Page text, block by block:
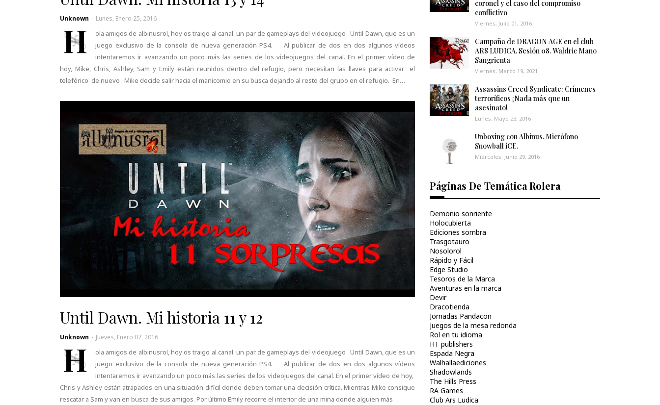
Unknown - Lunes, Enero 25, 2016
H
ola amigos de albinusrol, hoy os traigo al canal un par de gameplays del videojuego Until Dawn, que es un
juego exclusivo de la consola de nueva generación PS4. Al publicar de dos en dos algunos vídeos
intentaremos ir avanzando un poco más las series de los videojuegos del canal. En el primer vídeo de
hoy, Mike, Chris, Ashley, Sam y Emily están reunidos dentro del refugio, pero necesitan las llaves para activar el
teleférico de nuevo . Mike decide salir hacia el manicomio en su busca dejando al resto del grupo en el refugio. En…
Until Dawn. Mi historia 11 y 12
Unknown - Jueves, Enero 07, 2016
H
ola amigos de albinusrol, hoy os traigo al canal un par de gameplays del videojuego Until Dawn, que es un
juego exclusivo de la consola de nueva generación PS4. Al publicar de dos en dos algunos vídeos
intentaremos ir avanzando un poco más las series de los videojuegos del canal. En el primer vídeo de hoy,
Chris y Ashley están atrapados en una situación difícil donde deben tomar una decisión crítica. Mientras Mike consigue
rescatar a Sam y van en busca de sus amigos. Por último Emily recorre el interior de una mina donde alguien más …
coronel y el caso del compromiso
conflictivo
Viernes, Julio 01, 2016
Campaña de DRAGON AGE en el club
ARS LUDICA. Sesión 08. Waldric Mano
Sangrienta
Viernes, Marzo 19, 2021
Assassins Creed Syndicate: Crímenes
terroríficos ¡Nada más que un
asesinato!
Lunes, Mayo 23, 2016
Unboxing con Albinus. Micrófono
Snowball iCE.
Miércoles, Junio 29, 2016
Páginas De Temática Rolera
Demonio sonriente
Holocubierta
Ediciones sombra
Trasgotauro
Nosolorol
Rápido y Fácil
Edge Studio
Tesoros de la Marca
Aventuras en la marca
Devir
Dracotienda
Jornadas Pandacon
Juegos de la mesa redonda
Rol en tu idioma
HT publishers
Espada Negra
Walhallaediciones
Shadowlands
The Hills Press
RA Games
Club Ars Ludica